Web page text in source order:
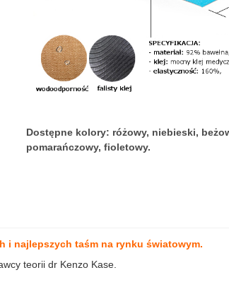
Dostępne kolory: różowy, niebieski,
pomarańczowy, fioletowy.
i najlepszych taśm na rynku światowym.
teorii dr Kenzo Kase.